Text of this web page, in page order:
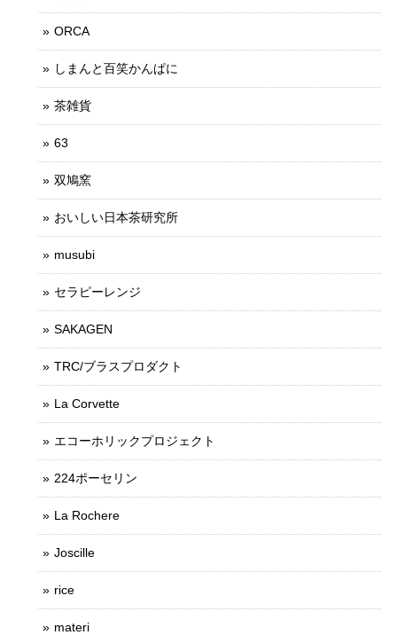
ORCA
しまんと百笑かんぱに
茶雑貨
63
双鳩窯
おいしい日本茶研究所
musubi
セラピーレンジ
SAKAGEN
TRC/ブラスプロダクト
La Corvette
エコーホリックプロジェクト
224ポーセリン
La Rochere
Joscille
rice
materi